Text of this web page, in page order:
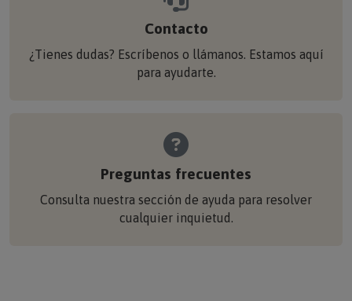
Contacto
¿Tienes dudas? Escríbenos o llámanos. Estamos aquí
para ayudarte.
Preguntas frecuentes
Consulta nuestra sección de ayuda para resolver
cualquier inquietud.